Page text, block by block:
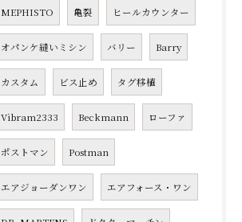
MEPHISTO 亀裂 ヒールカウンター
オパンケ縫いミシン バリー Barry
カスタム ビス止め タグ移植
Vibram2333 Beckmann ローファ
ポストマン Postman
エアジョーダンワン エアフォース・ワン